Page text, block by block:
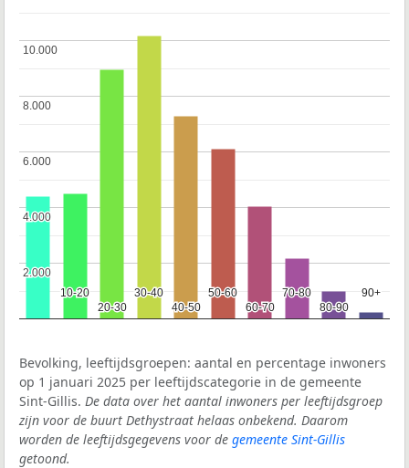
10-20
10-20
20-30
20-30
30-40
30-40
40-50
40-50
50-60
50-60
60-70
60-70
70-80
70-80
80-90
80-90
90+
90+
2.000
2.000
4.000
4.000
6.000
6.000
8.000
8.000
10.000
10.000
Bevolking, leeftijdsgroepen: aantal en percentage inwoners
op 1 januari 2025 per leeftijdscategorie in de gemeente
Sint-Gillis. De data over het aantal inwoners per leeftijdsgroep
zijn voor de buurt Dethystraat helaas onbekend. Daarom
worden de leeftijdsgegevens voor de gemeente Sint-Gillis
getoond.